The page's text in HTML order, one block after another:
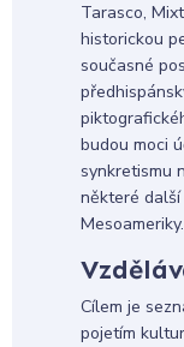
Tarasco,
historickou
současné
budou moci
synkretismu
některé další
Mesoameriky.
Cílem je
pojetím